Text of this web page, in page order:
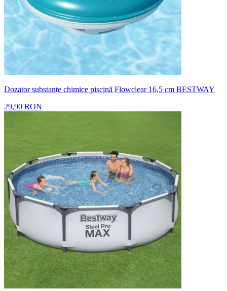
Dozator substanțe chimice piscină Flowclear 16,5 cm BESTWAY
29,90 RON